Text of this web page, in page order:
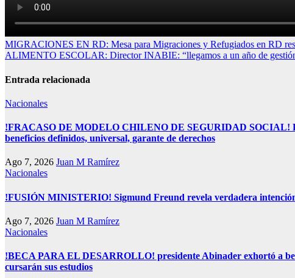
Navegación
de
entradas
MIGRACIONES EN RD: Mesa para Migraciones y Refugiados en RD
ALIMENTO ESCOLAR: Director INABIE: “llegamos a un año de gestión
Entrada relacionada
Nacionales
!FRACASO DE MODELO CHILENO DE SEGURIDAD SOCIAL!
beneficios definidos, universal, garante de derechos
Ago 7, 2026 Juan M Ramírez
Nacionales
!FUSIÓN MINISTERIO! Sigmund Freund revela verdadera
Ago 7, 2026 Juan M Ramírez
Nacionales
!BECA PARA EL DESARROLLO! presidente Abinader exhortó a
cursarán sus estudios